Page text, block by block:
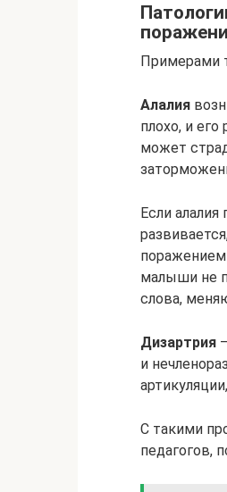
Примерами
Алалия
плохо, и
может
Если
малыши не
слова,
Дизартрия
и
С такими
педагогов,